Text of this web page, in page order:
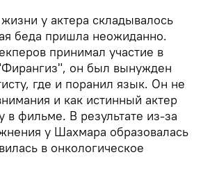
у актера складывалось
беда пришла неожиданно.
принимал участие в
он был вынужден
где и поранил язык. Он не
и как истинный актер
в фильме. В результате из-за
у Шахмара образовалась
в онкологическое